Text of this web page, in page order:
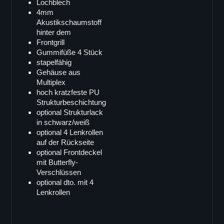
Vector 8
Viper Serie
Viper-pro
Viper-S
Galaxy Serie
Galaxy GS Serie
GS-15
GS-15B
GS-12
GS-10
Lochblech
4mm
Akustikschaumstoff
hinter dem
Frontgrill
Gummifüße 4 Stück
stapelfähig
Gehäuse aus
Multiplex
hoch kratzfeste PU
Strukturbeschichtung
optional Strukturlack
in schwarz/weiß
optional 4 Lenkrollen
auf der Rückseite
optional Frontdeckel
mit Butterfly-
Verschlüssen
optional dto. mit 4
Lenkrollen